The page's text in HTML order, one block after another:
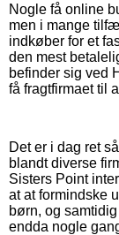
Nogle få online
men i mange
indkøber for et
den mest
befinder sig ved
få fragtfirmaet til
Det er i dag ret
blandt diverse
Sisters Point
at at formindske
børn, og
endda nogle